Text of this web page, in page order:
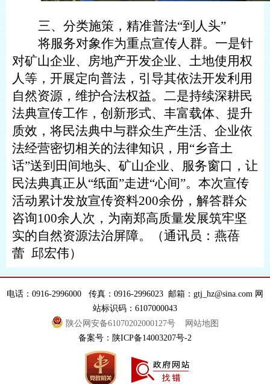
三、 分类施策， 精准普法“到人头”
将服务对象作为重点宣传人群。 一是针
对矿山企业、房地产开发企业、土地使用权
人等，开展定向普法，引导其依法开发利用
自然资源，维护合法权益。 二是持续深耕民
法典宣传工作，创新形式、丰富载体、提升
质效，将民法典中与群众生产生活、企业依
法经营密切相关的法律知识，用“乡音土
话”送到田间地头、矿山企业、服务窗口，让
民法典真正从“纸面”走进“心间”。 本次宣传
活动累计发放宣传资料200余份，解答群众
咨询100余人次，为南郑高质量发展筑牢坚
实的自然资源法治屏障。 （通讯员：燕蓓
蕾 邱宏伟）
电话：0916-2996000 传真：0916-2996023 邮箱：gtj_hz@sina.com 网
站标识码：6107000043
陕公网安备61070202000127号
网站地图
备案号：陕ICP备14003207号-2